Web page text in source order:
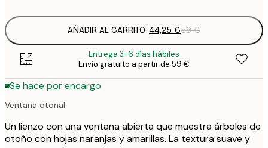
AÑADIR AL CARRITO-44,25 €59 €
Entrega 3-6 días hábiles
Envío gratuito a partir de 59 €
Se hace por encargo
Ventana otoñal
Un lienzo con una ventana abierta que muestra árboles de
otoño con hojas naranjas y amarillas. La textura suave y